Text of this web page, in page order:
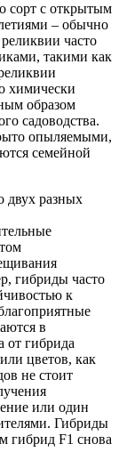
сорт с открытым
– обычно
часто
такими как
химически
образом
садоводства.
опыляемыми,
семейной
двух разных
гибриды часто
к
в
от гибрида
цветов, как
не стоит
или один
Гибриды
гибрид F1 снова